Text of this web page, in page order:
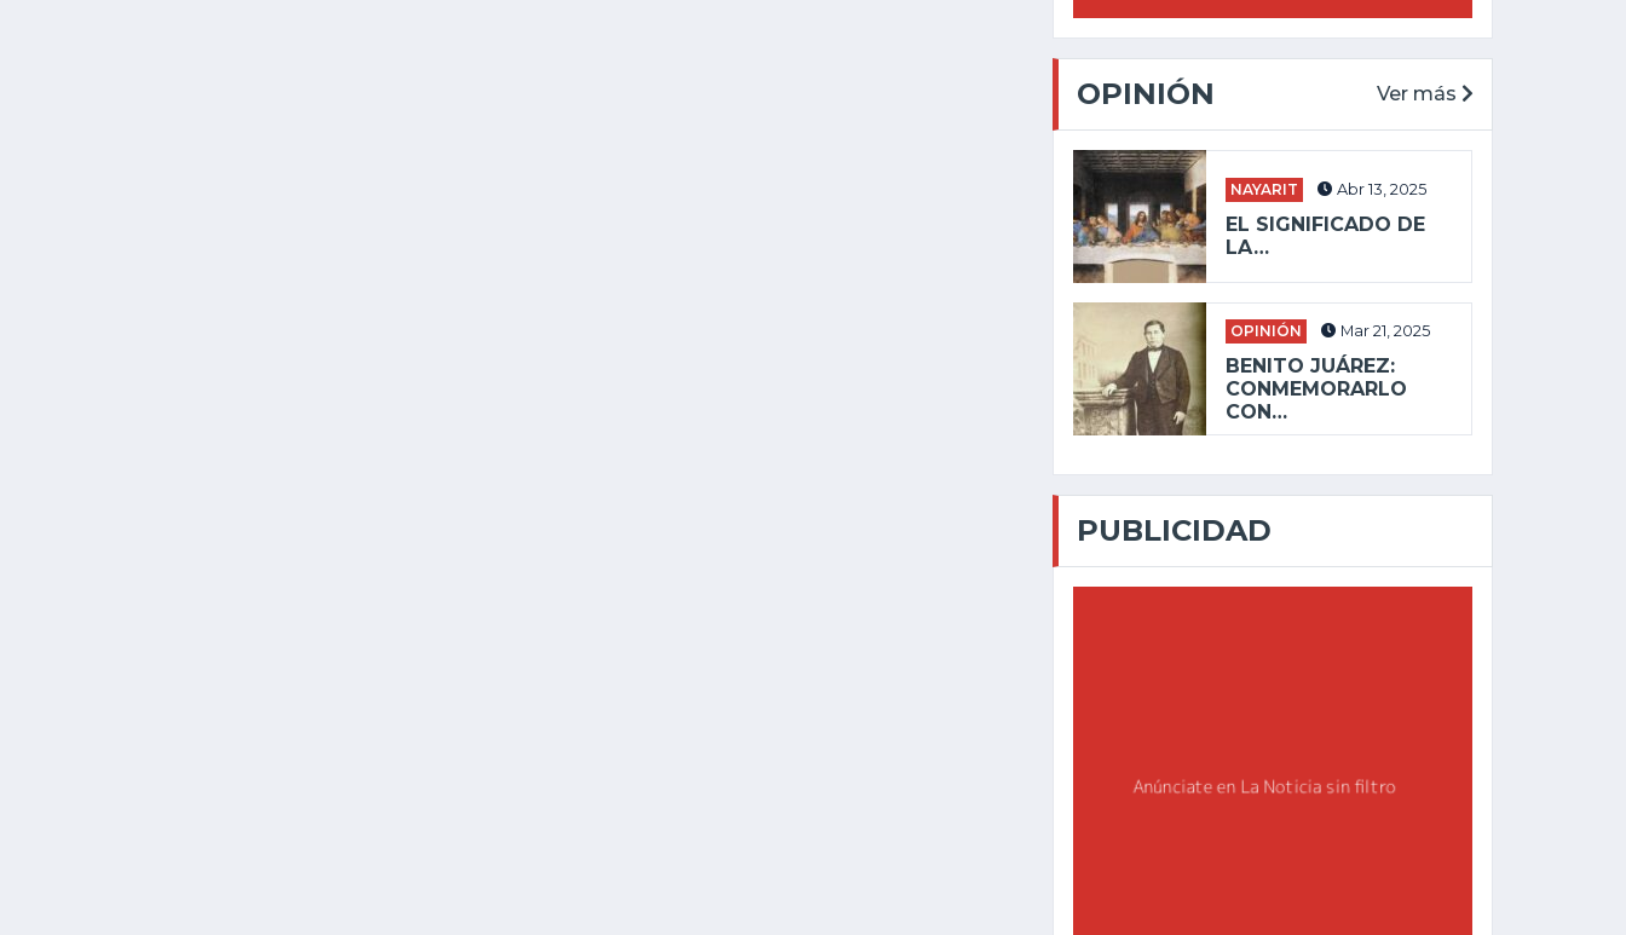
OPINIÓN Ver más
NAYARIT Abr 13, 2025
EL SIGNIFICADO DE
LA…
OPINIÓN Mar 21, 2025
BENITO JUÁREZ:
CONMEMORARLO
CON…
PUBLICIDAD